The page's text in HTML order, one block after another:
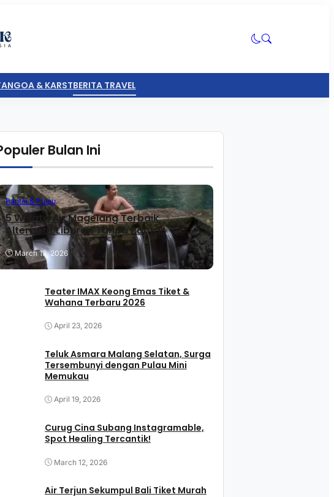
GOA & KARSTBERITA TRAVEL
Bulan Ini
Pantai & Pulau
5 Wisata Air Magelang Terbaik,
Alternatif Liburan Tanpa Pantai!
March 13, 2026
Teater IMAX Keong Emas Tiket &
Wahana Terbaru 2026
April 23, 2026
Teluk Asmara Malang Selatan, Surga
Tersembunyi dengan Pulau Mini
Memukau
April 19, 2026
Curug Cina Subang Instagramable,
Spot Healing Tercantik!
March 12, 2026
Air Terjun Sekumpul Bali Tiket Murah